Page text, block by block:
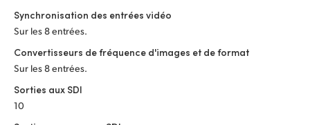
Synchronisation des entrées vidéo
Sur les 8 entrées.
Convertisseurs de fréquence d'images et de format
Sur les 8 entrées.
Sorties aux SDI
10